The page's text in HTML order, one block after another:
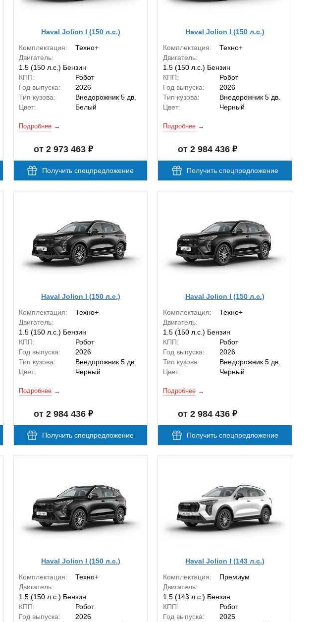
Haval Jolion I (150 л.с.)
Комплектация:
Техно+
Двигатель:
1.5 (150 л.с.) Бензин
КПП:
Робот
Год выпуска:
2026
Тип кузова:
Внедорожник 5 дв.
Цвет:
Белый
Подробнее
от 2 973 463
Получить спецпредложение
Haval Jolion I (150 л.с.)
Комплектация:
Техно+
Двигатель:
1.5 (150 л.с.) Бензин
КПП:
Робот
Год выпуска:
2026
Тип кузова:
Внедорожник 5 дв.
Цвет:
Черный
Подробнее
от 2 984 436
Получить спецпредложение
Haval Jolion I (150 л.с.)
Комплектация:
Техно+
Двигатель:
1.5 (150 л.с.) Бензин
КПП:
Робот
Год выпуска:
2026
Тип кузова:
Внедорожник 5 дв.
Цвет:
Черный
Подробнее
от 2 984 436
Получить спецпредложение
Haval Jolion I (150 л.с.)
Комплектация:
Техно+
Двигатель:
1.5 (150 л.с.) Бензин
КПП:
Робот
Год выпуска:
2026
Тип кузова:
Внедорожник 5 дв.
Цвет:
Черный
Подробнее
от 2 984 436
Получить спецпредложение
Haval Jolion I (150 л.с.)
Комплектация:
Техно+
Двигатель:
1.5 (150 л.с.) Бензин
КПП:
Робот
Год выпуска:
2026
Haval Jolion I (143 л.с.)
Комплектация:
Премиум
Двигатель:
1.5 (143 л.с.) Бензин
КПП:
Робот
Год выпуска:
2025